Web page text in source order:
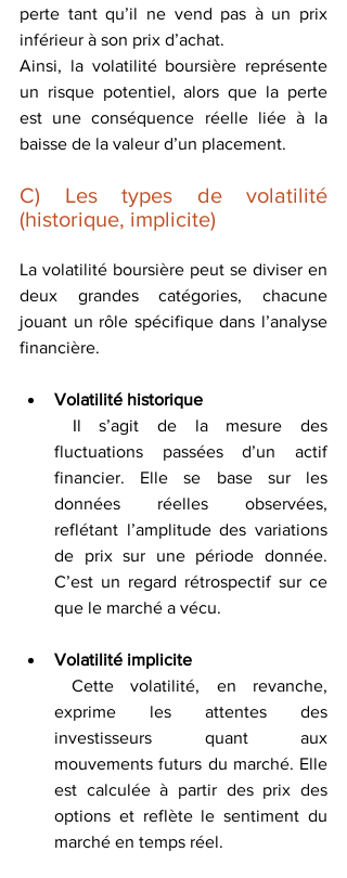
perte tant qu’il ne vend pas à un prix
inférieur à son prix d’achat.
Ainsi, la volatilité boursière représente
un risque potentiel, alors que la perte
est une conséquence réelle liée à la
baisse de la valeur d’un placement.
C) Les types de volatilité
(historique, implicite)
La volatilité boursière peut se diviser en
deux grandes catégories, chacune
jouant un rôle spécifique dans l’analyse
financière.
Volatilité historique
Il s’agit de la mesure des
fluctuations passées d’un actif
financier. Elle se base sur les
données réelles observées,
reflétant l’amplitude des variations
de prix sur une période donnée.
C’est un regard rétrospectif sur ce
que le marché a vécu.
Volatilité implicite
Cette volatilité, en revanche,
exprime les attentes des
investisseurs quant aux
mouvements futurs du marché. Elle
est calculée à partir des prix des
options et reflète le sentiment du
marché en temps réel.